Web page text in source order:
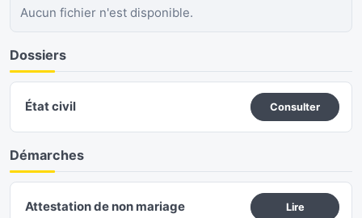
Aucun fichier n'est disponible.
Dossiers
État civil Consulter
Démarches
Attestation de non mariage Lire